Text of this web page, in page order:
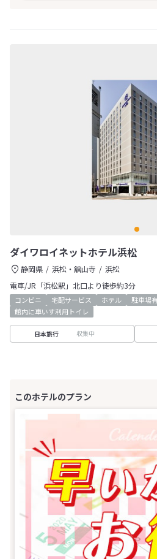
ダイワロイネットホテル浜松
静岡県 浜松・舘山寺
浜松
電車/JR「浜松駅」北口より徒歩約3分
コンビニ 宅配サービス ホテル 駐車場
館内に車いす利用トイレ
日本旅行 収集中